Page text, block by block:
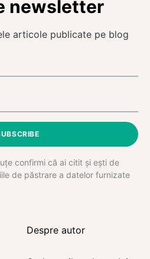
newsletter
articole publicate pe blog
confirmi că ai citit și ești de
de păstrare a datelor furnizate
Despre autor